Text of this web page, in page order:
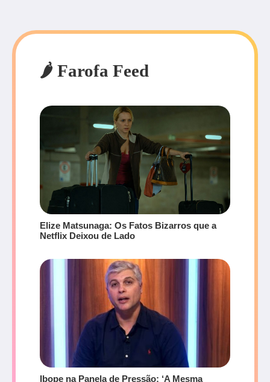
🌶️ Farofa Feed
Elize Matsunaga: Os Fatos Bizarros que a
Netflix Deixou de Lado
Ibope na Panela de Pressão: ‘A Mesma